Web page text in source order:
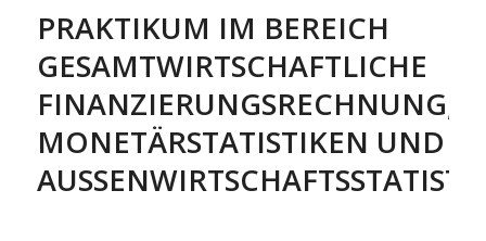
PRAKTIKUM IM BEREICH
GESAMTWIRTSCHAFTLICHE
FINANZIERUNGSRECHNUNG,
MONETÄRSTATISTIKEN UND